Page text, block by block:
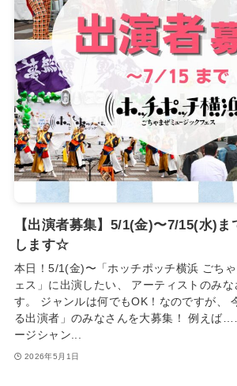
【出演者募集】5/1(金)〜7/15(水)
します☆
本日！5/1(金)〜「ホッチポッチ横浜 ごち
ェス」に出演したい、 アーティストのみな
す。 ジャンルは何でもOK！なのですが、
る出演者」のみなさんを大募集！ 例えば
ージシャン...
2026年5月1日